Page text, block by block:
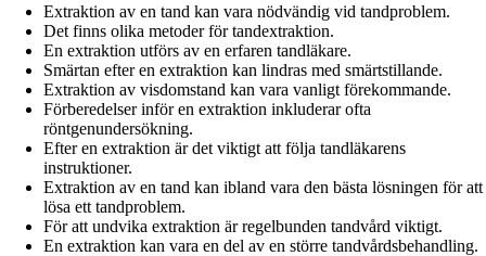
Extraktion av en tand kan vara nödvändig vid tandproblem.
Det finns olika metoder för tandextraktion.
En extraktion utförs av en erfaren tandläkare.
Smärtan efter en extraktion kan lindras med smärtstillande.
Extraktion av visdomstand kan vara vanligt förekommande.
Förberedelser inför en extraktion inkluderar ofta
röntgenundersökning.
Efter en extraktion är det viktigt att följa tandläkarens
instruktioner.
Extraktion av en tand kan ibland vara den bästa lösningen för att
lösa ett tandproblem.
För att undvika extraktion är regelbunden tandvård viktigt.
En extraktion kan vara en del av en större tandvårdsbehandling.